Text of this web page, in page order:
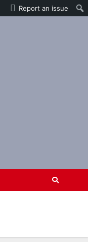
Report an issue